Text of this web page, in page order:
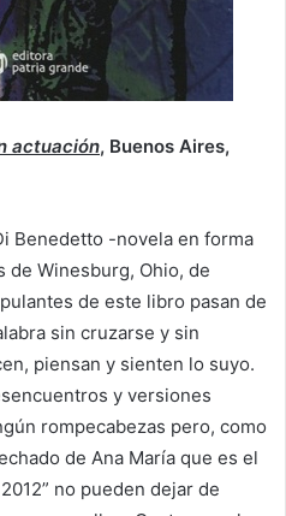
actuación, Buenos Aires,
Benedetto -novela en forma
Winesburg, Ohio, de
de este libro pasan de
sin cruzarse y sin
piensan y sienten lo suyo.
y versiones
rompecabezas pero, como
de Ana María que es el
no pueden dejar de